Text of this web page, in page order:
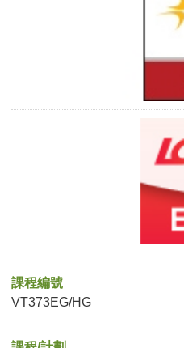
課程編號
VT373EG/HG